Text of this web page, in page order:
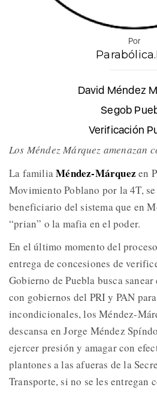
Por
David Méndez
Segob
Verificación
Los Méndez Márquez amenazan
La familia Méndez-Márquez en
Movimiento Poblano por la 4T,
beneficiario del sistema que en
“prian” o la mafia en el poder.
En el último momento del
entrega de concesiones de
Gobierno de Puebla busca
con gobiernos del PRI y PAN
incondicionales, los Méndez-
descansa en Jorge Méndez
ejercer presión y amagar con
plantones a las afueras de la
Transporte, si no se les entregan